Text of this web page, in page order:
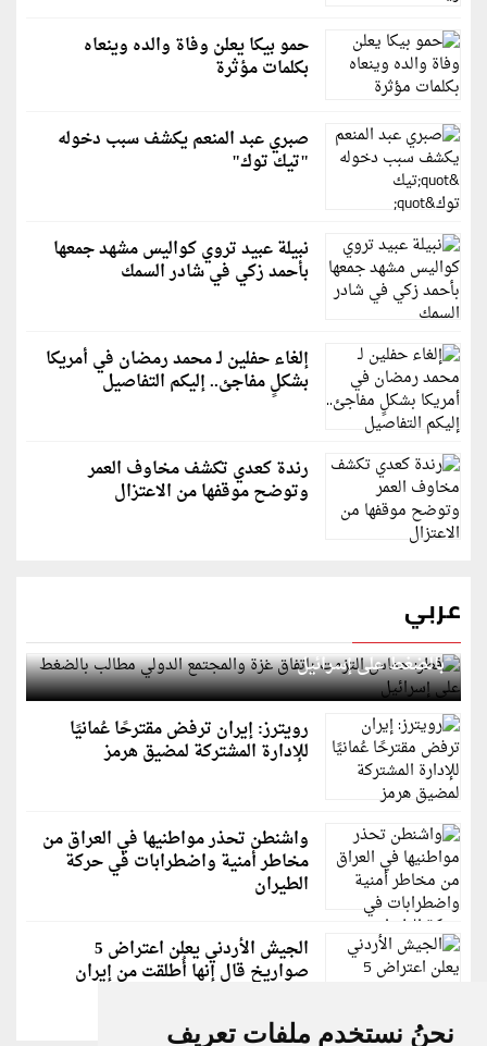
نحنُ نستخدم ملفات تعريف
حمو بيكا يعلن وفاة والده وينعاه
بكلمات مؤثرة
صبري عبد المنعم يكشف سبب دخوله
"تيك توك"
نبيلة عبيد تروي كواليس مشهد جمعها
بأحمد زكي في شادر السمك
إلغاء حفلين لـ محمد رمضان في أمريكا
بشكلٍ مفاجئ.. إليكم التفاصيل
رندة كعدي تكشف مخاوف العمر
وتوضح موقفها من الاعتزال
عربي
قطر: حماس التزمت باتفاق غزة والمجتمع الدولي مطالب
بالضغط على إسرائيل
رويترز: إيران ترفض مقترحًا عُمانيًا
للإدارة المشتركة لمضيق هرمز
واشنطن تحذر مواطنيها في العراق من
مخاطر أمنية واضطرابات في حركة
الطيران
الجيش الأردني يعلن اعتراض 5
صواريخ قال إنها أُطلقت من إيران